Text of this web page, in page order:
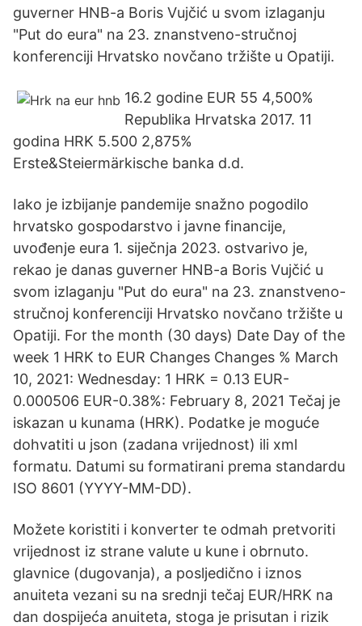
guverner HNB-a Boris Vujčić u svom izlaganju
"Put do eura" na 23. znanstveno-stručnoj
konferenciji Hrvatsko novčano tržište u Opatiji.
16.2 godine EUR 55 4,500%
Republika Hrvatska 2017. 11
godina HRK 5.500 2,875%
Erste&Steiermärkische banka d.d.
Iako je izbijanje pandemije snažno pogodilo
hrvatsko gospodarstvo i javne financije,
uvođenje eura 1. siječnja 2023. ostvarivo je,
rekao je danas guverner HNB-a Boris Vujčić u
svom izlaganju "Put do eura" na 23. znanstveno-
stručnoj konferenciji Hrvatsko novčano tržište u
Opatiji. For the month (30 days) Date Day of the
week 1 HRK to EUR Changes Changes % March
10, 2021: Wednesday: 1 HRK = 0.13 EUR-
0.000506 EUR-0.38%: February 8, 2021 Tečaj je
iskazan u kunama (HRK). Podatke je moguće
dohvatiti u json (zadana vrijednost) ili xml
formatu. Datumi su formatirani prema standardu
ISO 8601 (YYYY-MM-DD).
Možete koristiti i konverter te odmah pretvoriti
vrijednost iz strane valute u kune i obrnuto.
glavnice (dugovanja), a posljedično i iznos
anuiteta vezani su na srednji tečaj EUR/HRK na
dan dospijeća anuiteta, stoga je prisutan i rizik